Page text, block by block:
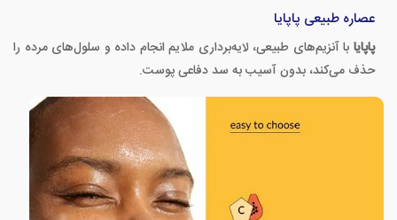
عصاره طبیعی پاپایا
پاپایا با آنزیم‌های طبیعی، لایه‌برداری ملایم انجام داده و سلول‌های مرده را
حذف می‌کند، بدون آسیب به سد دفاعی پوست.